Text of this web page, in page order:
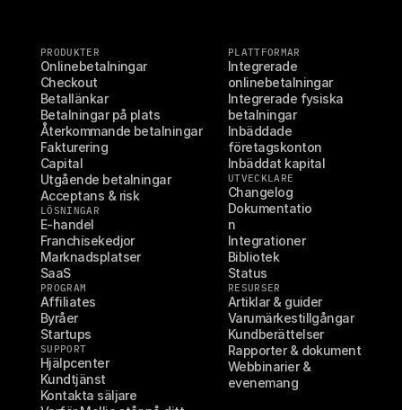
PRODUKTER
Onlinebetalningar
Checkout
Betallänkar
Betalningar på plats
Återkommande betalningar
Fakturering
Capital
Utgående betalningar
Acceptans & risk
LÖSNINGAR
E-handel
Franchisekedjor
Marknadsplatser
SaaS
PROGRAM
Affiliates
Byråer
Startups
SUPPORT
Hjälpcenter
Kundtjänst
Kontakta säljare
PLATTFORMAR
Integrerade
onlinebetalningar
Integrerade fysiska
betalningar
Inbäddade
företagskonton
Inbäddat kapital
UTVECKLARE
Changelog
Dokumentatio
n
Integrationer
Bibliotek
Status
RESURSER
Artiklar & guider
Varumärkestillgångar
Kundberättelser
Rapporter & dokument
Webbinarier &
evenemang